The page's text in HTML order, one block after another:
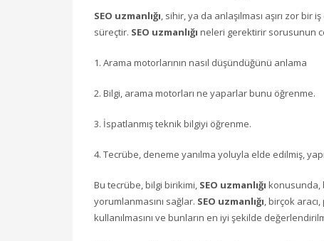
SEO uzmanlığı, sihir, ya da anlaşılması aşırı zor
süreçtir. SEO uzmanlığı neleri gerektirir sorusunun
1. Arama motorlarının nasıl düşündüğünü anlama
2. Bilgi, arama motorları ne yaparlar bunu öğrenme.
3. İspatlanmış teknik bilgiyi öğrenme.
4. Tecrübe, deneme yanılma yoluyla elde edilmiş,
Bu tecrübe, bilgi birikimi, SEO uzmanlığı konusunda,
yorumlanmasını sağlar. SEO uzmanlığı, birçok
kullanılmasını ve bunların en iyi şekilde